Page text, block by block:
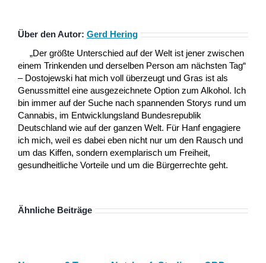
Über den Autor: Gerd Hering
„Der größte Unterschied auf der Welt ist jener zwischen
einem Trinkenden und derselben Person am nächsten Tag“
– Dostojewski hat mich voll überzeugt und Gras ist als
Genussmittel eine ausgezeichnete Option zum Alkohol. Ich
bin immer auf der Suche nach spannenden Storys rund um
Cannabis, im Entwicklungsland Bundesrepublik
Deutschland wie auf der ganzen Welt. Für Hanf engagiere
ich mich, weil es dabei eben nicht nur um den Rausch und
um das Kiffen, sondern exemplarisch um Freiheit,
gesundheitliche Vorteile und um die Bürgerrechte geht.
Ähnliche Beiträge